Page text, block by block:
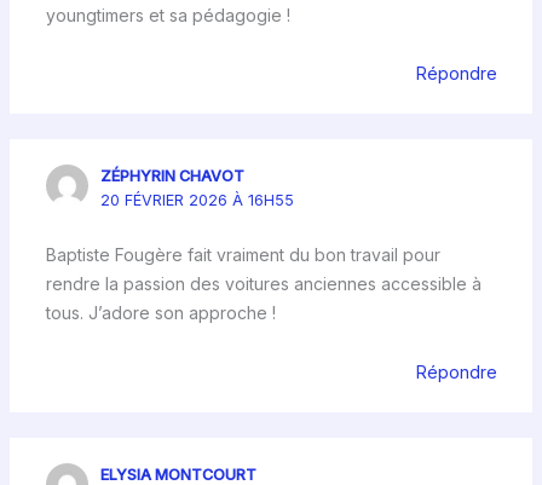
youngtimers et sa pédagogie !
Répondre
ZÉPHYRIN CHAVOT
20 FÉVRIER 2026 À 16H55
Baptiste Fougère fait vraiment du bon travail pour
rendre la passion des voitures anciennes accessible à
tous. J’adore son approche !
Répondre
ELYSIA MONTCOURT